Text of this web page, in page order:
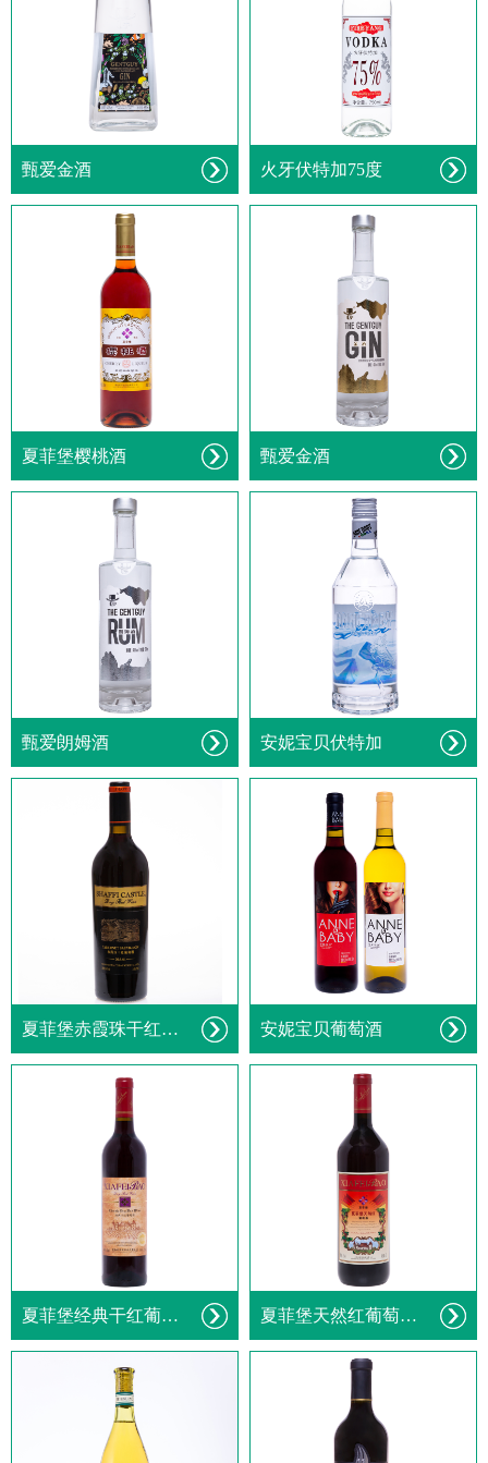
甄爱金酒 火牙伏特加75度
夏菲堡樱桃酒 甄爱金酒
甄爱朗姆酒 安妮宝贝伏特加
夏菲堡赤霞珠干红葡萄酒 安妮宝贝葡萄酒
夏菲堡经典干红葡萄酒 夏菲堡天然红葡萄酒1L